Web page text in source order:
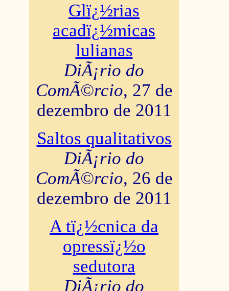
Glï¿½rias
acadï¿½micas
lulianas
DiÃ¡rio do
ComÃ©rcio, 27 de
dezembro de 2011
Saltos qualitativos
DiÃ¡rio do
ComÃ©rcio, 26 de
dezembro de 2011
A tï¿½cnica da
opressï¿½o
sedutora
DiÃ¡rio do